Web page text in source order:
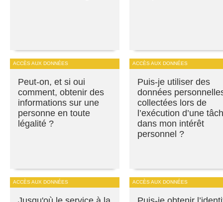
ACCÈS AUX DONNÉES
Peut-on, et si oui
comment, obtenir des
informations sur une
personne en toute
légalité ?
ACCÈS AUX DONNÉES
Puis-je utiliser des
données
collectées lors de
l’exécution d’une
dans mon intérêt
personnel ?
ACCÈS AUX DONNÉES ACCÈS AUX DONNÉES